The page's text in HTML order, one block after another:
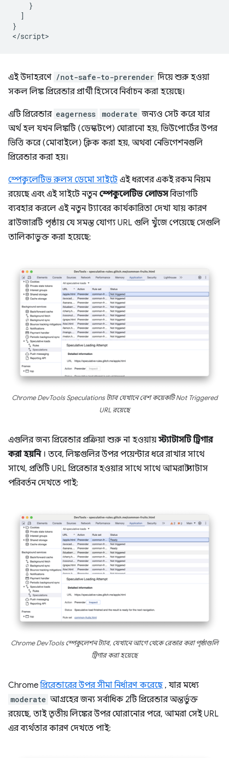
    }
  ]
}
এই উদাহরণে /not-safe-to-prerender দিয়ে শুরু হওয়া
সকল লিঙ্ক প্রিরেন্ডার প্রার্থী হিসেবে নির্বাচন করা হয়েছে।
এটি প্রিরেন্ডার eagerness moderate জন্যও সেট করে যার
অর্থ হল যখন লিঙ্কটি (ডেস্কটপে) ঘোরানো হয়, ভিউপোর্টের উপর
ভিত্তি করে (মোবাইলে) ক্লিক করা হয়, অথবা নেভিগেশনগুলি
প্রিরেন্ডার করা হয়।
স্পেকুলেটিভ রুলস ডেমো সাইটেএই ধরণের একই রকম নিয়ম
রয়েছে এবং এই সাইটে নতুন স্পেকুলেটিভ লোডসবিভাগটি
ব্যবহার করলে এই নতুন ট্যাবের কার্যকারিতা দেখা যায় কারণ
ব্রাউজারটি পৃষ্ঠায় যে সমস্ত যোগ্য URL গুলি খুঁজে পেয়েছে সেগুলি
তালিকাভুক্ত করা হয়েছে:
Chrome DevTools Speculations ট্যাব যেখানে বেশ কয়েকটি Not Triggered
URL রয়েছে
এগুলির জন্য প্রিরেন্ডার প্রক্রিয়া শুরু না হওয়ায়স্ট্যাটাসটি ট্রিগার
করা হয়নি। তবে, লিঙ্কগুলির উপর পয়েন্টার ধরে রাখার সাথে
সাথে, প্রতিটি URL প্রিরেন্ডার হওয়ার সাথে সাথে আমরা স্ট্যাটাস
পরিবর্তন দেখতে পাই:
Chrome DevTools স্পেকুলেশন ট্যাব, যেখানে আগে থেকে রেন্ডার করা পৃষ্ঠাগুলি
ট্রিগার করা হয়েছে
Chromeপ্রিরেন্ডারের উপর সীমা নির্ধারণ করেছে, যার মধ্যে
moderate আগ্রহের জন্য সর্বাধিক 2টি প্রিরেন্ডার অন্তর্ভুক্ত
রয়েছে, তাই তৃতীয় লিঙ্কের উপর ঘোরানোর পরে, আমরা সেই URL
এর ব্যর্থতার কারণ দেখতে পাই: